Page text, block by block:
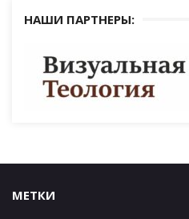
НАШИ ПАРТНЕРЫ:
МЕТКИ